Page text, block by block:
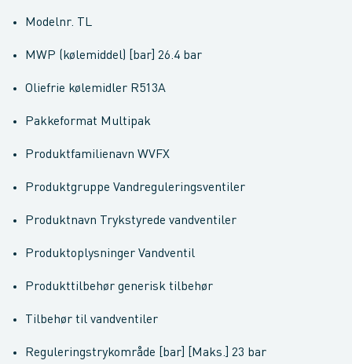
Modelnr. TL
MWP (kølemiddel) [bar] 26.4 bar
Oliefrie kølemidler R513A
Pakkeformat Multipak
Produktfamilienavn WVFX
Produktgruppe Vandreguleringsventiler
Produktnavn Trykstyrede vandventiler
Produktoplysninger Vandventil
Produkttilbehør generisk tilbehør
Tilbehør til vandventiler
Reguleringstrykområde [bar] [Maks.] 23 bar